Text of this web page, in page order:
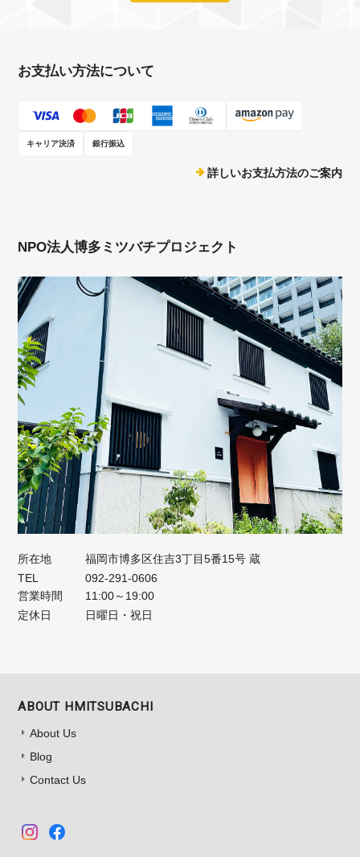
お支払い方法について
キャリア決済 銀行振込
詳しいお支払方法のご案内
NPO法人博多ミツバチプロジェクト
所在地
福岡市博多区住吉3丁目5番15号 蔵
TEL
092-291-0606
営業時間
11:00～19:00
定休日
日曜日・祝日
ABOUT HMITSUBACHI
About Us
Blog
Contact Us